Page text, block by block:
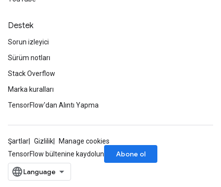
Destek
Sorun izleyici
Sürüm notları
Stack Overflow
Marka kuralları
TensorFlow'dan Alıntı Yapma
Şartlar Gizlilik
Manage cookies
TensorFlow bültenine kaydolun
Abone ol